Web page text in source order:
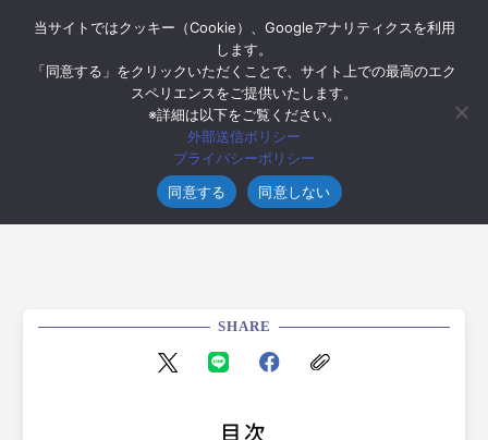
【告知】typeエンジニア転職フェアに出展
します（2022/7/16）
SHARE
目次
当サイトではクッキー（Cookie）、Googleアナリティクスを利用
します。
「同意する」をクリックいただくことで、サイト上での最高のエク
スペリエンスをご提供いたします。
※詳細は以下をご覧ください。
外部送信ポリシー
プライバシーポリシー
同意する
同意しない